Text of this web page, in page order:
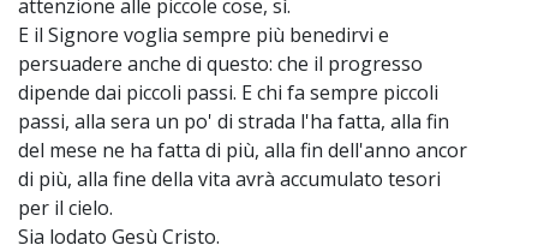
attenzione alle piccole cose, sì.
E il Signore voglia sempre più benedirvi e
persuadere anche di questo: che il progresso
dipende dai piccoli passi. E chi fa sempre piccoli
passi, alla sera un po' di strada l'ha fatta, alla fin
del mese ne ha fatta di più, alla fin dell'anno ancor
di più, alla fine della vita avrà accumulato tesori
per il cielo.
Sia lodato Gesù Cristo.